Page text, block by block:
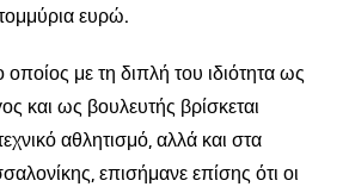
ευρώ.
με τη διπλή του ιδιότητα ως
και ως βουλευτής βρίσκεται
αθλητισμό, αλλά και στα
επισήμανε επίσης ότι οι